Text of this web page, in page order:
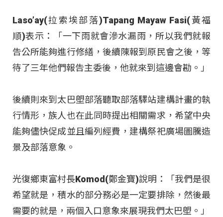
Laso’ay(拉索埃部落)Tapang Mayaw Fasi(黃福
順)表示：「一下雨就會滲水漏雨，所以我們就報
告公所能夠進行修繕，後續陳報到原民會之後，等
待了三年他們報告主委後，他就來到這邊會勘。」
後續則來到太巴塱部落聽取部落驛站建構計畫的執
行情形，族人也在此同時提出相關需求，希望中央
能夠儘快促成並且編列經費，建構祭祀廣場圖騰造
景及部落意象。
光復鄉東富村長Komod(鄭金寶)說明：「我們是很
希望就是，積水的部分務必是一定要排除，然後最
需要的就是，兩個入口意象來展現我們太巴塱。」